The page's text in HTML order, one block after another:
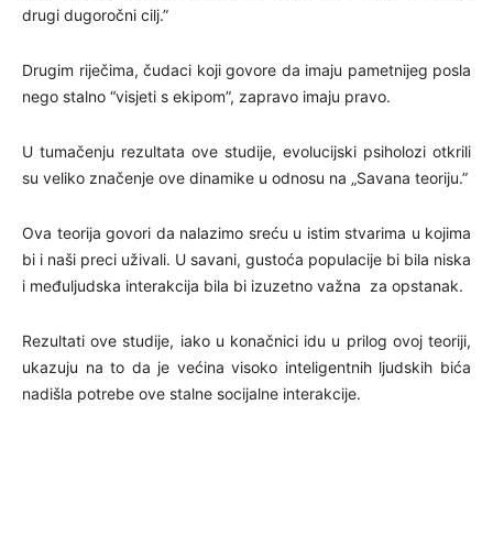
drugi dugoročni cilj.”
Drugim riječima, čudaci koji govore da imaju pametnijeg posla
nego stalno “visjeti s ekipom”, zapravo imaju pravo.
U tumačenju rezultata ove studije, evolucijski psiholozi otkrili
su veliko značenje ove dinamike u odnosu na „Savana teoriju.”
Ova teorija govori da nalazimo sreću u istim stvarima u kojima
bi i naši preci uživali. U savani, gustoća populacije bi bila niska
i međuljudska interakcija bila bi izuzetno važna za opstanak.
Rezultati ove studije, iako u konačnici idu u prilog ovoj teoriji,
ukazuju na to da je većina visoko inteligentnih ljudskih bića
nadišla potrebe ove stalne socijalne interakcije.